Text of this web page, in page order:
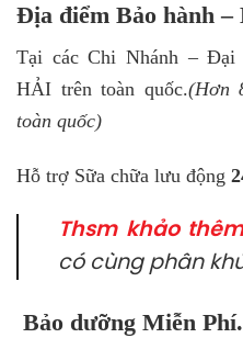
Địa điểm Bảo hành –
Tại các Chi Nhánh –
HẢI trên toàn quốc.(Hơn
toàn quốc)
Hỗ trợ Sữa chữa lưu động
Thsm khảo
có cùng phân
Bảo dưỡng Miễn Phí.